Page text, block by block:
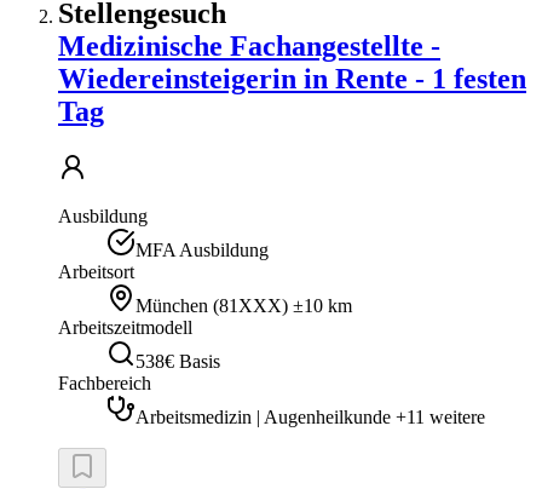
Stellengesuch
Medizinische Fachangestellte -
Wiedereinsteigerin in Rente - 1 festen
Tag
Ausbildung
MFA Ausbildung
Arbeitsort
München (81XXX) ±10 km
Arbeitszeitmodell
538€ Basis
Fachbereich
Arbeitsmedizin | Augenheilkunde +11 weitere